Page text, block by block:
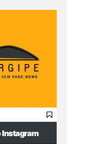
Instagram